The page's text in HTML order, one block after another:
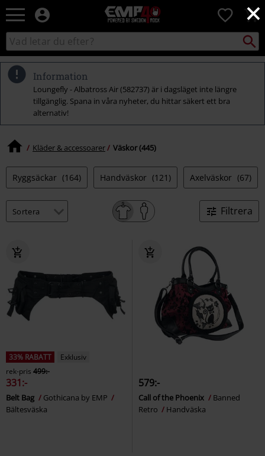
×
EMP
-
Musik,
TV
-
Alternativt
0
Sök
i
katalogen
Sök
Information
Loungefly - Albatross Air (582737) är i dagsläget inte längre
tillgänglig. Spana in våra nyheter, du hittar säkert ett bra
alternativ!
Kläder & accessoarer Väskor (445)
Ryggsäckar (164) Handväskor (121) Axelväskor (67)
Filtrera
33% RABATT
Exklusiv
rek-pris 499:-
331:-
Belt Bag
Gothicana by EMP
Bältesväska
579:-
Call of the Phoenix
Banned
Retro
Handväska